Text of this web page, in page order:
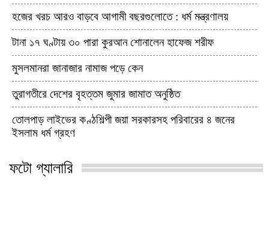
হজের খরচ আরও বাড়বে আগামী বছরগুলোতে : ধর্ম মন্ত্রণালয়
টানা ১৭ ঘণ্টায় ৩০ পারা কুরআন শোনালেন হাফেজ শরীফ
মুসলমানরা জানাজার নামাজ পড়ে কেন
তুরাগতীরে দেশের বৃহত্তম জুমার জামাত অনুষ্ঠিত
তোলপাড় লাইভের কণ্ঠশিল্পী জয়া সরকারসহ পরিবারের ৪ জনের
ইসলাম ধর্ম গ্রহণ
ফটো গ্যালারি